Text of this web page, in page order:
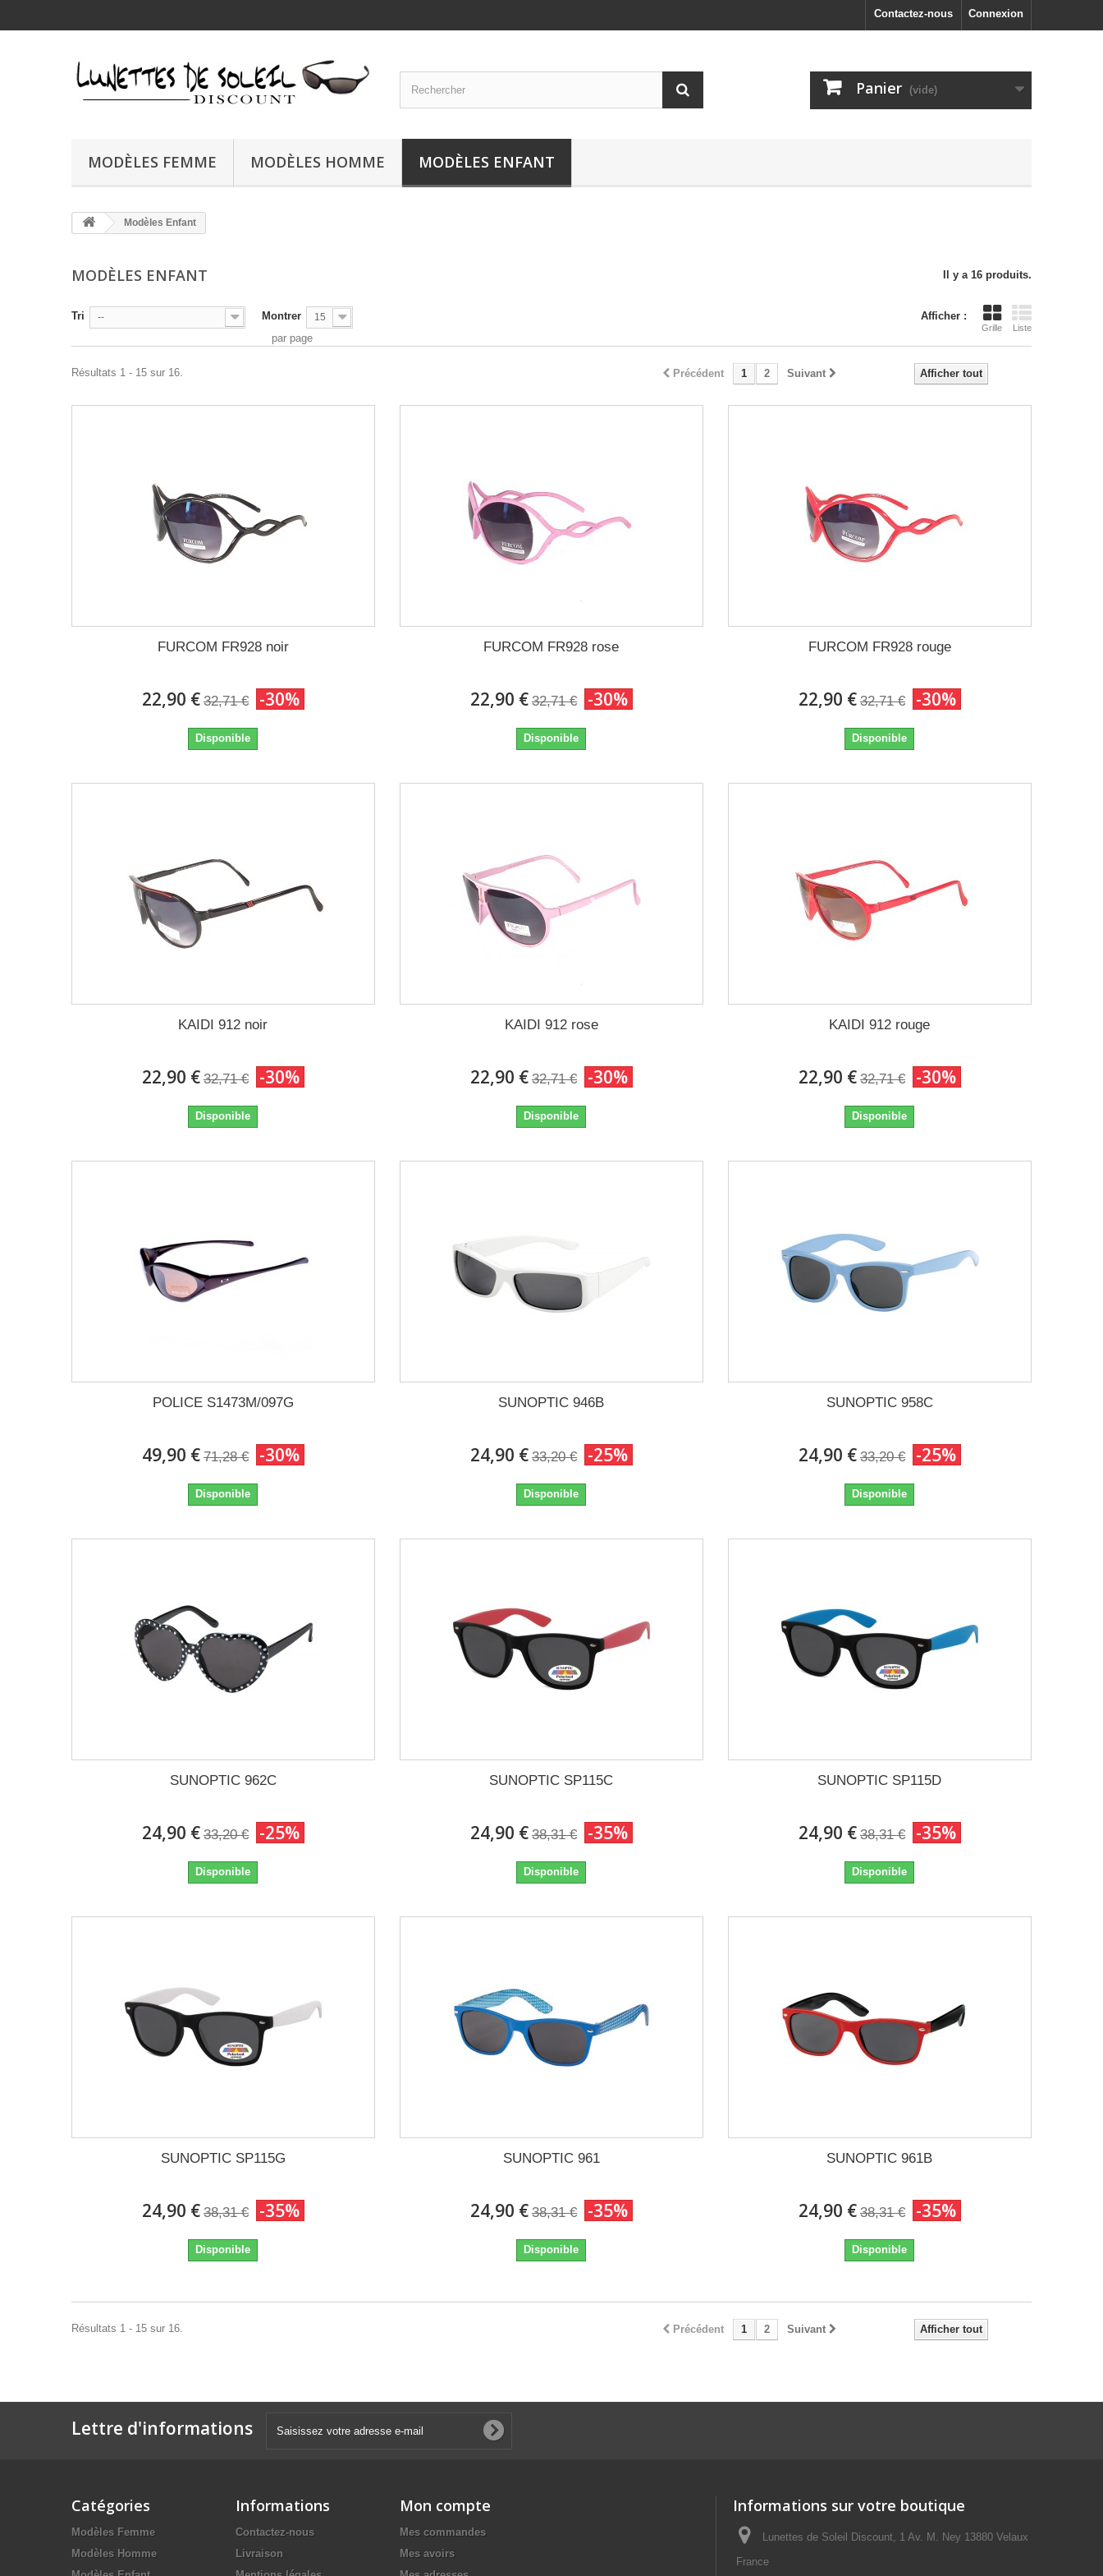
Connexion
Contactez-nous
Panier (vide)
MODÈLES FEMME MODÈLES HOMME MODÈLES ENFANT
Modèles Enfant
MODÈLES ENFANT Il y a 16 produits.
Afficher :
Grille Liste
Tri -- Montrer 15
par page
Afficher tout
Précédent 1 2 Suivant
Résultats 1 - 15 sur 16.
FURCOM FR928 noir
22,90 € 32,71 € -30%
Disponible
FURCOM FR928 rose
22,90 € 32,71 € -30%
Disponible
FURCOM FR928 rouge
22,90 € 32,71 € -30%
Disponible
KAIDI 912 noir
22,90 € 32,71 € -30%
Disponible
KAIDI 912 rose
22,90 € 32,71 € -30%
Disponible
KAIDI 912 rouge
22,90 € 32,71 € -30%
Disponible
POLICE S1473M/097G
49,90 € 71,28 € -30%
Disponible
SUNOPTIC 946B
24,90 € 33,20 € -25%
Disponible
SUNOPTIC 958C
24,90 € 33,20 € -25%
Disponible
SUNOPTIC 962C
24,90 € 33,20 € -25%
Disponible
SUNOPTIC SP115C
24,90 € 38,31 € -35%
Disponible
SUNOPTIC SP115D
24,90 € 38,31 € -35%
Disponible
SUNOPTIC SP115G
24,90 € 38,31 € -35%
Disponible
SUNOPTIC 961
24,90 € 38,31 € -35%
Disponible
SUNOPTIC 961B
24,90 € 38,31 € -35%
Disponible
Afficher tout
Précédent 1 2 Suivant
Résultats 1 - 15 sur 16.
Lettre d'informations
Catégories
Modèles Femme
Modèles Homme
Informations
Contactez-nous
Livraison
Mon compte
Mes commandes
Mes avoirs
Informations sur votre boutique
Lunettes de Soleil Discount, 1 Av. M. Ney 13880 Velaux
France